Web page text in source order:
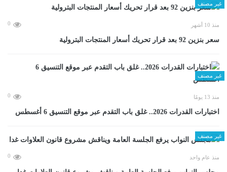
غير مصنف
منذ 10 أشهر 0
سعر بنزين 92 بعد قرار تحريك أسعار المنتجات البترولية
غير مصنف
منذ 13 يومًا 0
اختبارات القدرات 2026.. غلق باب التقدم عبر موقع التنسيق 6 أغسطس
غير مصنف
منذ عام واحد 0